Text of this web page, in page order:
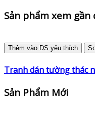
Sản phẩm xem gần
Thêm vào DS yêu thích
Tranh dán tường thác
Sản Phẩm Mới